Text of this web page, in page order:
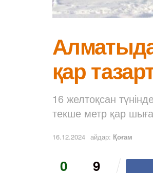
қар
16 желтоқсан
текше метр қар
16.12.2024 айдар: Қоғам
0 9